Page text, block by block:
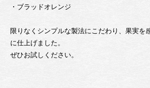
・ブラッドオレンジ
限りなくシンプルな製法にこだわり、果実を
に仕上げました。
ぜひお試しください。